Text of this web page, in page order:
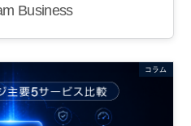
Business
コラム